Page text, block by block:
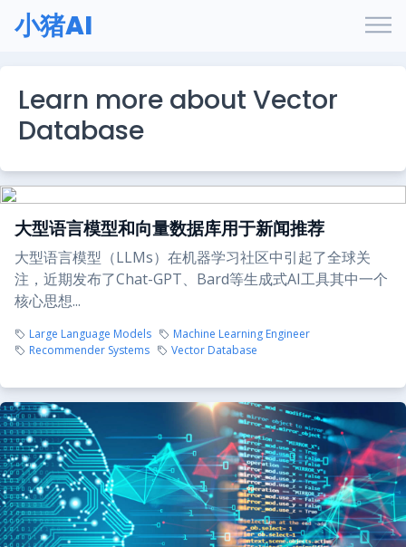
小猪AI
Learn more about Vector
Database
大型语言模型和向量数据库用于新闻推荐
大型语言模型（LLMs）在机器学习社区中引起了全球关
注，近期发布了Chat-GPT、Bard等生成式AI工具其中一个
核心思想...
Large Language Models
Machine Learning Engineer
Recommender Systems
Vector Database